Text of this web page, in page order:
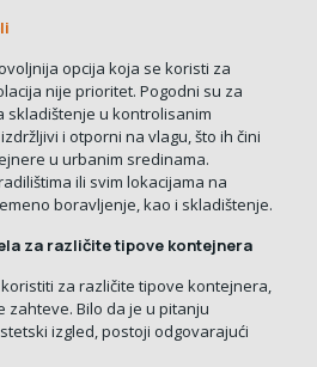
opcija koja se koristi za
nije prioritet. Pogodni su za
skladištenje u kontrolisanim
i otporni na vlagu, što ih čini
u urbanim sredinama.
ili svim lokacijama na
boravljenje, kao i skladištenje.
za različite tipove kontejnera
za različite tipove kontejnera,
zahteve. Bilo da je u pitanju
izgled, postoji odgovarajući